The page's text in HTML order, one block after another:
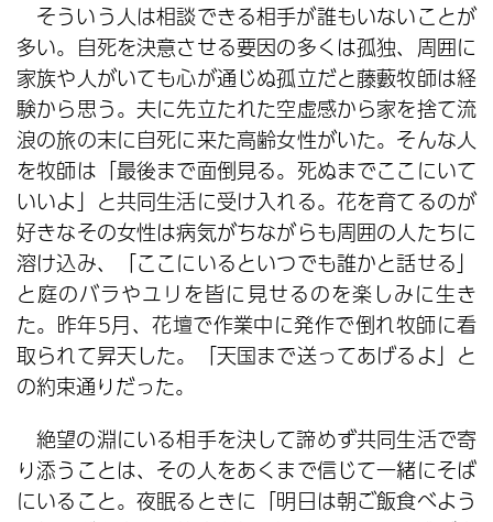
そういう人は相談できる相手が誰もいないことが
多い。自死を決意させる要因の多くは孤独、周囲に
家族や人がいても心が通じぬ孤立だと藤藪牧師は経
験から思う。夫に先立たれた空虚感から家を捨て流
浪の旅の末に自死に来た高齢女性がいた。そんな人
を牧師は「最後まで面倒見る。死ぬまでここにいて
いいよ」と共同生活に受け入れる。花を育てるのが
好きなその女性は病気がちながらも周囲の人たちに
溶け込み、「ここにいるといつでも誰かと話せる」
と庭のバラやユリを皆に見せるのを楽しみに生き
た。昨年5月、花壇で作業中に発作で倒れ牧師に看
取られて昇天した。「天国まで送ってあげるよ」と
の約束通りだった。
絶望の淵にいる相手を決して諦めず共同生活で寄
り添うことは、その人をあくまで信じて一緒にそば
にいること。夜眠るときに「明日は朝ご飯食べよう